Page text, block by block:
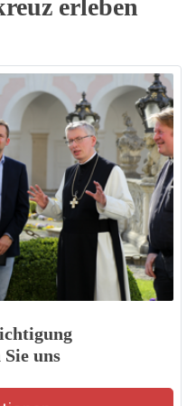
erleben
Sie uns